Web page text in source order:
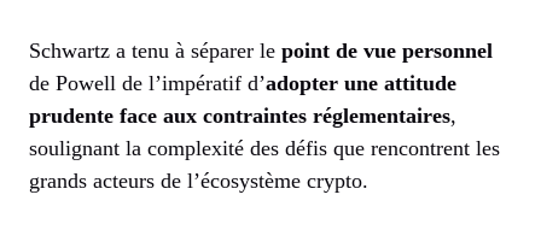
Schwartz a tenu à séparer le point de vue personnel
de Powell de l’impératif d’adopter une attitude
prudente face aux contraintes réglementaires,
soulignant la complexité des défis que rencontrent les
grands acteurs de l’écosystème crypto.